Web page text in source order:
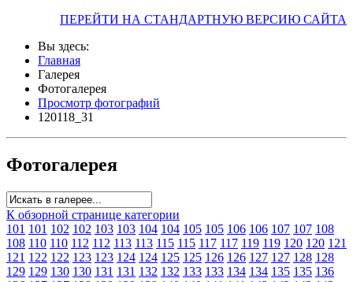
ПЕРЕЙТИ НА СТАНДАРТНУЮ ВЕРСИЮ САЙТА
Вы здесь:
Главная
Галерея
Фотогалерея
Просмотр фотографий
120118_31
Фотогалерея
К обзорной странице категории
101 101 102 102 103 103 104 104 105 105 106 106 107 107 108
108 110 110 112 112 113 113 115 115 117 117 119 119 120 120 121
121 122 122 123 123 124 124 125 125 126 126 127 127 128 128
129 129 130 130 131 131 132 132 133 133 134 134 135 135 136